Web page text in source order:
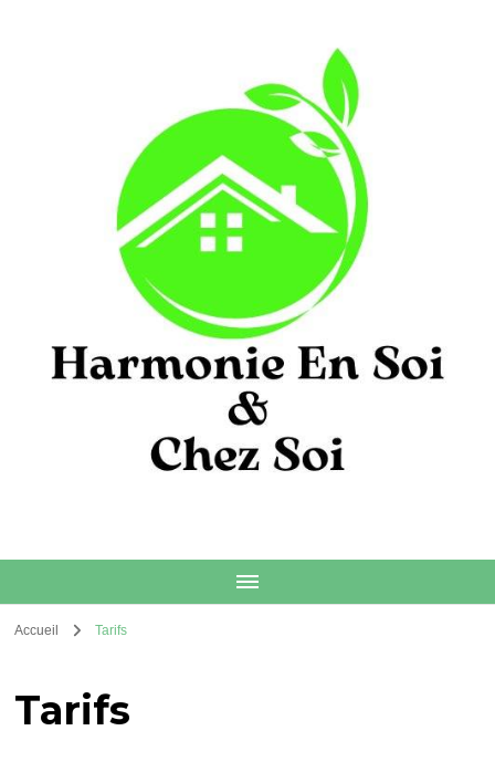
Accueil Tarifs
Tarifs